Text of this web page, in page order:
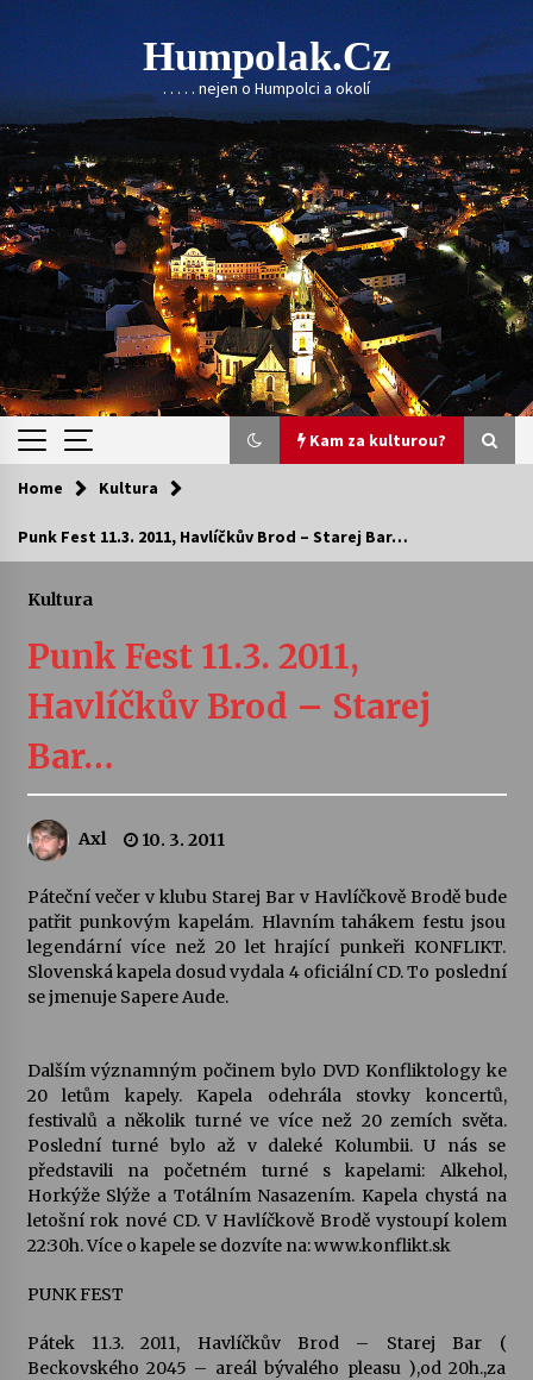
Skip
to
content
Humpolak.cz
. . . . . nejen o Humpolci a okolí
Kam za kulturou?
Kam za kulturou?
Vernisáž výstavy Josefíny Duškové: Stávám se
kapkou
Veselí muzikanti
Pozvánka na integrační festival Quijotova
šedesátka: 28. 7.–1. 8. 2026
28. 7. 2026
Letní koncerty ve Stromovce: Kolchoz a
Votavžatský ploty
23. 7. 2026
Letní koncerty ve Stromovce: Rufus Miller
22. 7. 2026
Vysočinka
17. 7. 2026
Home Kultura
Punk Fest 11.3. 2011, Havlíčkův Brod – Starej Bar…
Kultura
Punk Fest 11.3. 2011,
Havlíčkův Brod – Starej
Bar…
Axl 10. 3. 2011
Páteční večer v klubu Starej Bar v Havlíčkově Brodě bude
patřit punkovým kapelám. Hlavním tahákem festu jsou
legendární více než 20 let hrající punkeři KONFLIKT.
Slovenská kapela dosud vydala 4 oficiální CD. To poslední
se jmenuje Sapere Aude.
Dalším významným počinem bylo DVD Konfliktology ke
20 letům kapely. Kapela odehrála stovky koncertů,
festivalů a několik turné ve více než 20 zemích světa.
Poslední turné bylo až v daleké Kolumbii. U nás se
představili na početném turné s kapelami: Alkehol,
Horkýže Slýže a Totálním Nasazením. Kapela chystá na
letošní rok nové CD. V Havlíčkově Brodě vystoupí kolem
22:30h. Více o kapele se dozvíte na: www.konflikt.sk
PUNK FEST
Pátek 11.3. 2011, Havlíčkův Brod – Starej Bar (
Beckovského 2045 – areál bývalého pleasu ),od 20h.,za